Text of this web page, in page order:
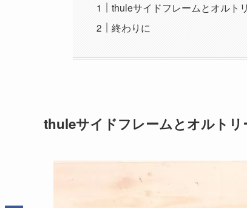
thuleサイドフレームとオルト
終わりに
thuleサイドフレームとオルト